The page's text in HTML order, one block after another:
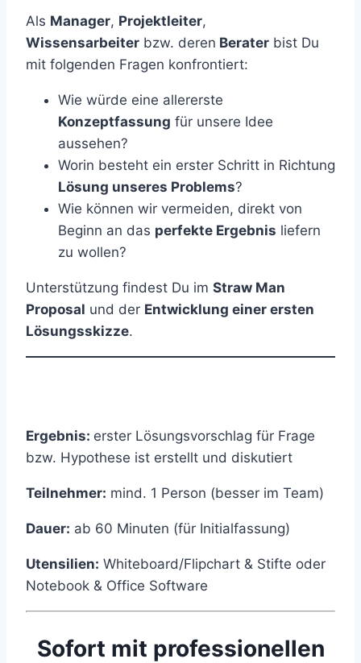
Als Manager, Projektleiter,
Wissensarbeiter bzw. deren Berater bist Du
mit folgenden Fragen konfrontiert:
Wie würde eine allererste
Konzeptfassung für unsere Idee
aussehen?
Worin besteht ein erster Schritt in Richtung
Lösung unseres Problems?
Wie können wir vermeiden, direkt von
Beginn an das perfekte Ergebnis liefern
zu wollen?
Unterstützung findest Du im Straw Man
Proposal und der Entwicklung einer ersten
Lösungsskizze.
Ergebnis: erster Lösungsvorschlag für Frage
bzw. Hypothese ist erstellt und diskutiert
Teilnehmer: mind. 1 Person (besser im Team)
Dauer: ab 60 Minuten (für Initialfassung)
Utensilien: Whiteboard/Flipchart & Stifte oder
Notebook & Office Software
Sofort mit professionellen